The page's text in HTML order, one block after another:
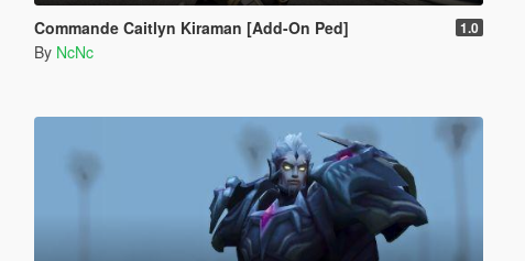
Commande Caitlyn Kiraman [Add-On Ped] 1.0
By NcNc